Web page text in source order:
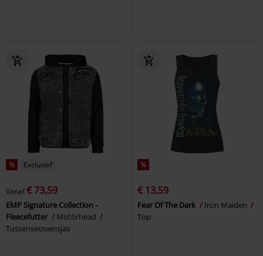
% Exclusief
Vanaf€ 73,59
EMP Signature Collection -
Fleecefutter
Motörhead
Tussenseizoensjas
%
€ 13,59
Fear Of The Dark
Iron Maiden
Top